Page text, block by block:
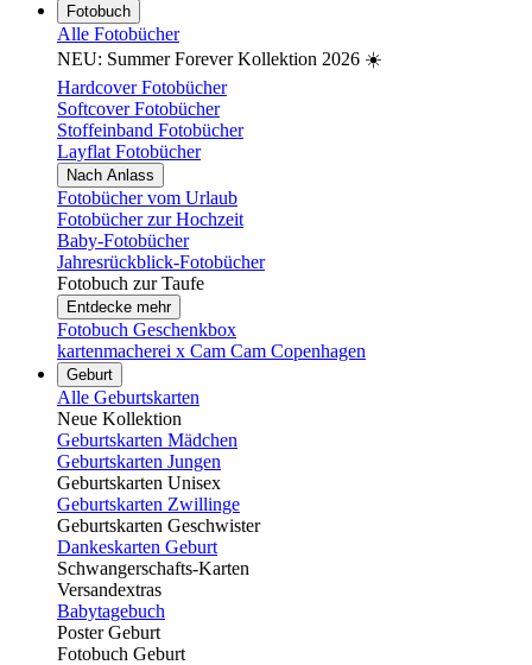
Fotobuch
Alle Fotobücher
NEU: Summer Forever Kollektion 2026 ☀️
Hardcover Fotobücher
Softcover Fotobücher
Stoffeinband Fotobücher
Layflat Fotobücher
Nach Anlass
Fotobücher vom Urlaub
Fotobücher zur Hochzeit
Baby-Fotobücher
Jahresrückblick-Fotobücher
Fotobuch zur Taufe
Entdecke mehr
Fotobuch Geschenkbox
kartenmacherei x Cam Cam Copenhagen
Geburt
Alle Geburtskarten
Neue Kollektion
Geburtskarten Mädchen
Geburtskarten Jungen
Geburtskarten Unisex
Geburtskarten Zwillinge
Geburtskarten Geschwister
Dankeskarten Geburt
Schwangerschafts-Karten
Versandextras
Babytagebuch
Poster Geburt
Fotobuch Geburt